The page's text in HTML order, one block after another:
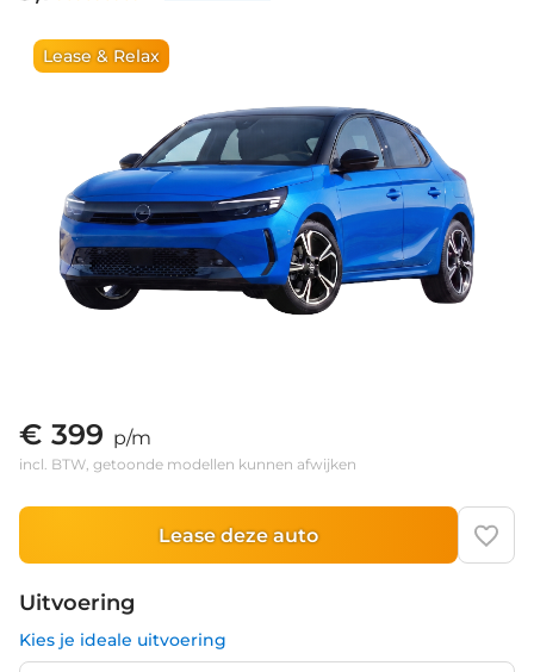
Lease & Relax
€ 399 p/m
incl. BTW, getoonde modellen kunnen afwijken
Lease deze auto
Uitvoering
Kies je ideale uitvoering